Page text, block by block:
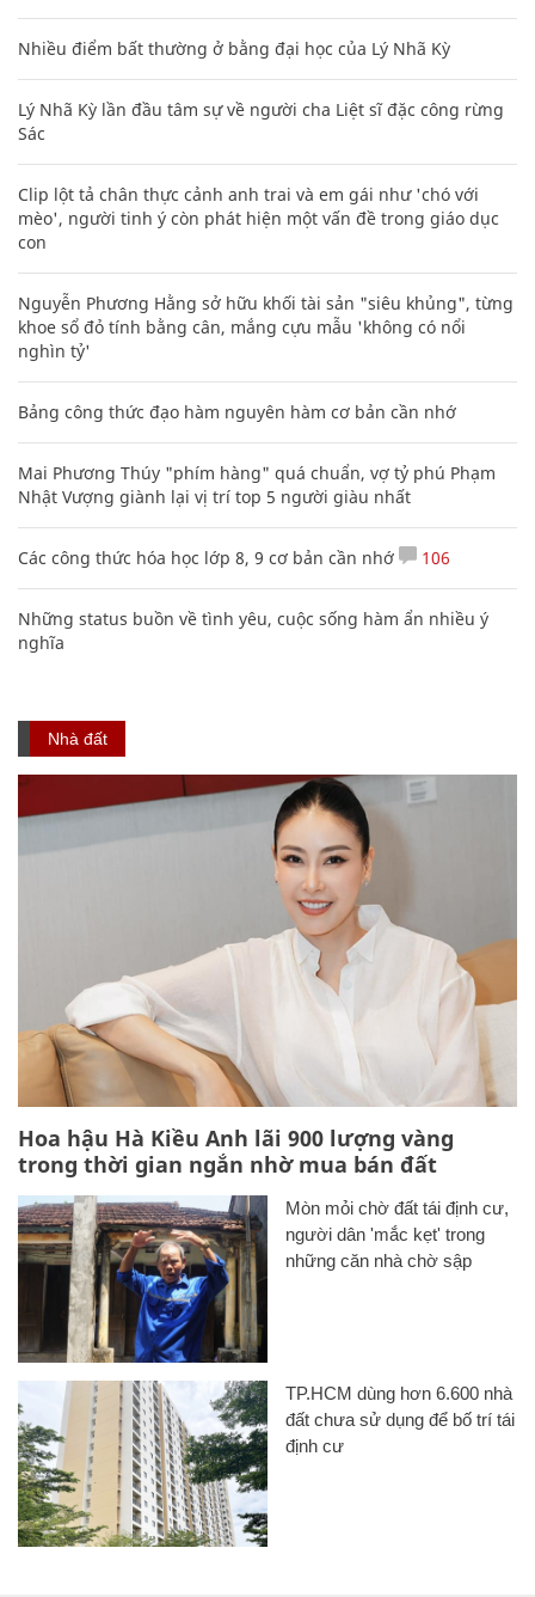
Nhiều điểm bất thường ở bằng đại học của Lý Nhã Kỳ
Lý Nhã Kỳ lần đầu tâm sự về người cha Liệt sĩ đặc công rừng
Sác
Clip lột tả chân thực cảnh anh trai và em gái như 'chó với
mèo', người tinh ý còn phát hiện một vấn đề trong giáo dục
con
Nguyễn Phương Hằng sở hữu khối tài sản "siêu khủng", từng
khoe sổ đỏ tính bằng cân, mắng cựu mẫu 'không có nổi
nghìn tỷ'
Bảng công thức đạo hàm nguyên hàm cơ bản cần nhớ
Mai Phương Thúy "phím hàng" quá chuẩn, vợ tỷ phú Phạm
Nhật Vượng giành lại vị trí top 5 người giàu nhất
Các công thức hóa học lớp 8, 9 cơ bản cần nhớ 106
Những status buồn về tình yêu, cuộc sống hàm ẩn nhiều ý
nghĩa
Nhà đất
Hoa hậu Hà Kiều Anh lãi 900 lượng vàng
trong thời gian ngắn nhờ mua bán đất
Mòn mỏi chờ đất tái định cư,
người dân 'mắc kẹt' trong
những căn nhà chờ sập
TP.HCM dùng hơn 6.600 nhà
đất chưa sử dụng để bố trí tái
định cư